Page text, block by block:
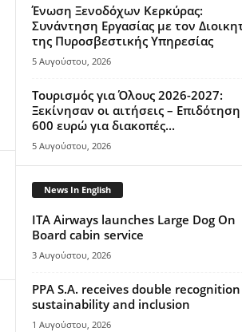
Ένωση Ξενοδόχων Κερκύρας:
Συνάντηση Εργασίας με τον
της Πυροσβεστικής Υπηρεσίας
5 Αυγούστου, 2026
Τουρισμός για Όλους 2026-2027:
Ξεκίνησαν οι αιτήσεις –
600 ευρώ για διακοπές...
5 Αυγούστου, 2026
News In English
ITA Airways launches Large Dog On
Board cabin service
3 Αυγούστου, 2026
PPA S.A. receives double
sustainability and inclusion
1 Αυγούστου, 2026